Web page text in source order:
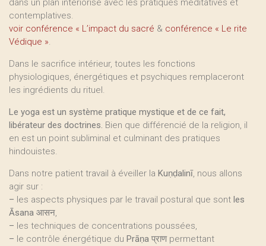
dans un plan intériorisé avec les pratiques méditatives et
contemplatives.
voir conférence « L’impact du sacré & conférence « Le rite
Védique ».
Dans le sacrifice intérieur, toutes les fonctions
physiologiques, énergétiques et psychiques remplaceront
les ingrédients du rituel.
Le yoga est un système pratique mystique et de ce fait,
libérateur des doctrines. Bien que différencié de la religion, il
en est un point subliminal et culminant des pratiques
hindouistes.
Dans notre patient travail à éveiller la Kuṇḍalinī, nous allons
agir sur :
– les aspects physiques par le travail postural que sont les
Āsana आसन,
– les techniques de concentrations poussées,
– le contrôle énergétique du Prāṇa प्राण permettant